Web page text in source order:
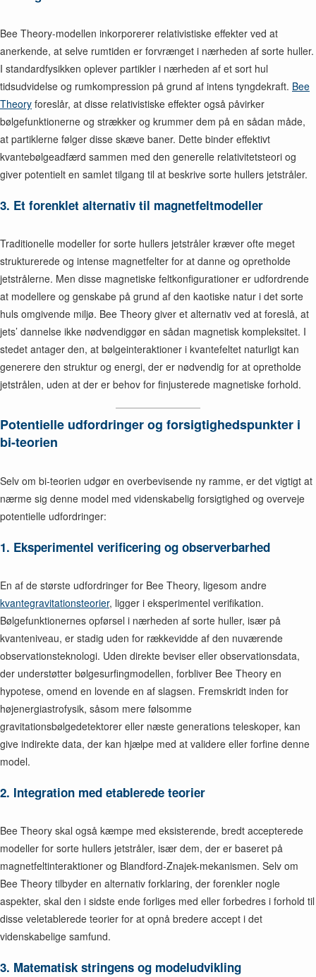
Bee Theory-modellen inkorporerer relativistiske effekter ved at
anerkende, at selve rumtiden er forvrænget i nærheden af sorte huller.
I standardfysikken oplever partikler i nærheden af et sort hul
tidsudvidelse og rumkompression på grund af intens tyngdekraft. Bee
Theory foreslår, at disse relativistiske effekter også påvirker
bølgefunktionerne og strækker og krummer dem på en sådan måde,
at partiklerne følger disse skæve baner. Dette binder effektivt
kvantebølgeadfærd sammen med den generelle relativitetsteori og
giver potentielt en samlet tilgang til at beskrive sorte hullers jetstråler.
3. Et forenklet alternativ til magnetfeltmodeller
Traditionelle modeller for sorte hullers jetstråler kræver ofte meget
strukturerede og intense magnetfelter for at danne og opretholde
jetstrålerne. Men disse magnetiske feltkonfigurationer er udfordrende
at modellere og genskabe på grund af den kaotiske natur i det sorte
huls omgivende miljø. Bee Theory giver et alternativ ved at foreslå, at
jets’ dannelse ikke nødvendiggør en sådan magnetisk kompleksitet. I
stedet antager den, at bølgeinteraktioner i kvantefeltet naturligt kan
generere den struktur og energi, der er nødvendig for at opretholde
jetstrålen, uden at der er behov for finjusterede magnetiske forhold.
Potentielle udfordringer og forsigtighedspunkter i
bi-teorien
Selv om bi-teorien udgør en overbevisende ny ramme, er det vigtigt at
nærme sig denne model med videnskabelig forsigtighed og overveje
potentielle udfordringer:
1. Eksperimentel verificering og observerbarhed
En af de største udfordringer for Bee Theory, ligesom andre
kvantegravitationsteorier, ligger i eksperimentel verifikation.
Bølgefunktionernes opførsel i nærheden af sorte huller, især på
kvanteniveau, er stadig uden for rækkevidde af den nuværende
observationsteknologi. Uden direkte beviser eller observationsdata,
der understøtter bølgesurfingmodellen, forbliver Bee Theory en
hypotese, omend en lovende en af slagsen. Fremskridt inden for
højenergiastrofysik, såsom mere følsomme
gravitationsbølgedetektorer eller næste generations teleskoper, kan
give indirekte data, der kan hjælpe med at validere eller forfine denne
model.
2. Integration med etablerede teorier
Bee Theory skal også kæmpe med eksisterende, bredt accepterede
modeller for sorte hullers jetstråler, især dem, der er baseret på
magnetfeltinteraktioner og Blandford-Znajek-mekanismen. Selv om
Bee Theory tilbyder en alternativ forklaring, der forenkler nogle
aspekter, skal den i sidste ende forliges med eller forbedres i forhold til
disse veletablerede teorier for at opnå bredere accept i det
videnskabelige samfund.
3. Matematisk stringens og modeludvikling